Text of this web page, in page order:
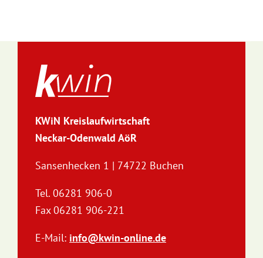
KWiN Kreislaufwirtschaft
Neckar-Odenwald AöR
Sansenhecken 1 | 74722 Buchen
Tel. 06281 906-0
Fax 06281 906-221
E-Mail: info@kwin-online.de